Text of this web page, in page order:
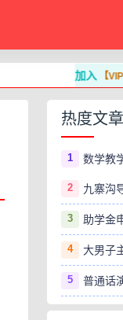
加入【VIP
热度文章
1 数学教
2 九寨沟
3 助学金
4 大男子
5 普通话